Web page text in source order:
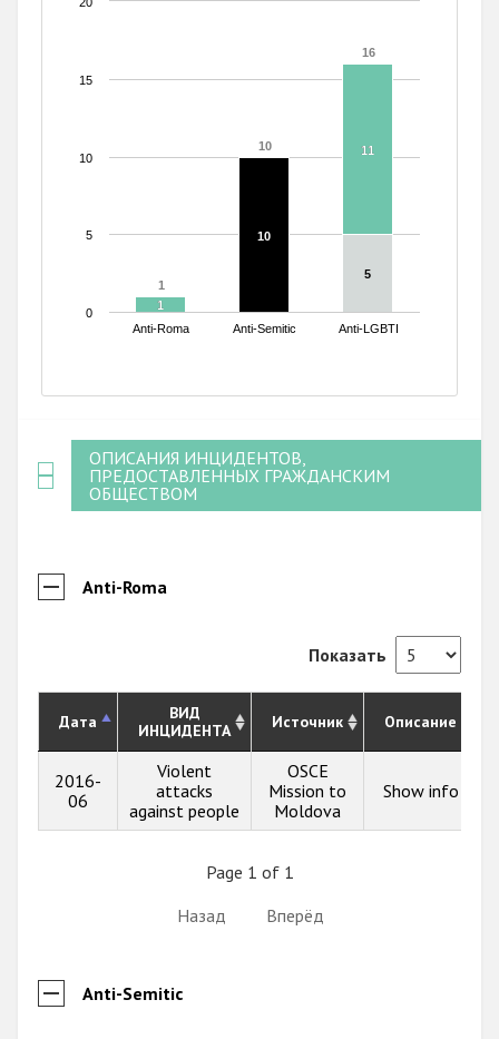
1
1
16
16
10
10
11
11
11
5
5
10
10
Anti-Roma Anti-Semitic Anti-LGBTI
0
5
10
15
ОПИСАНИЯ ИНЦИДЕНТОВ,
ПРЕДОСТАВЛЕННЫХ ГРАЖДАНСКИМ
ОБЩЕСТВОМ
Anti-Roma
Показать
Дата
ВИД
ИНЦИДЕНТА
Источник Описание
2016-
06
Violent
attacks
against people
OSCE
Mission to
Moldova
Show info
Page 1 of 1
Назад
Вперёд
Anti-Semitic